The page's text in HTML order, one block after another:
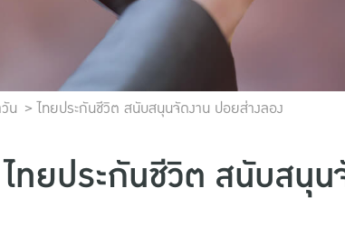
น ไทยประกันชีวิต สนับสนุนจัดงาน ปอยส่างลอง
ไทยประกันชีวิต สนับสนุ